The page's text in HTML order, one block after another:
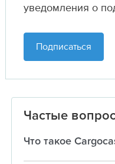
уведомления о
Подписаться
Частые
Что такое